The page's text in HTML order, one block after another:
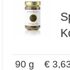
90 g €